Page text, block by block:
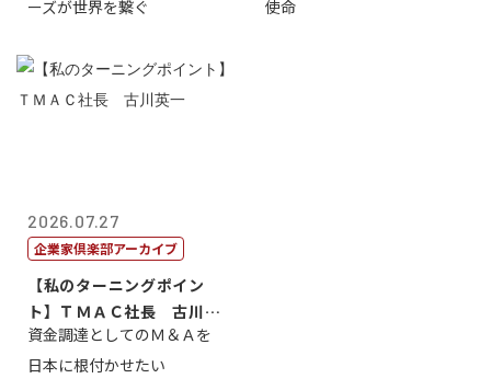
ーズが世界を繋ぐ
使命
2026.07.27
企業家倶楽部アーカイブ
【私のターニングポイン
ト】ＴＭＡＣ社長 古川英
一
資金調達としてのＭ＆Ａを
日本に根付かせたい